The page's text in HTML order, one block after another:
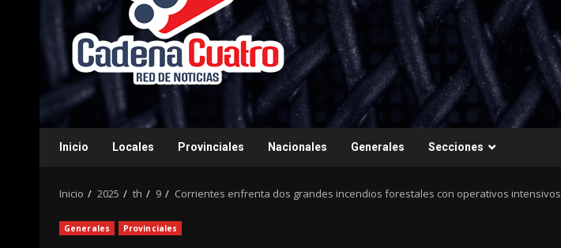
Inicio Locales Provinciales Nacionales Generales Secciones
Inicio 2025 th 9 Corrientes enfrenta dos grandes incendios forestales con operativos intensivos
Generales Provinciales